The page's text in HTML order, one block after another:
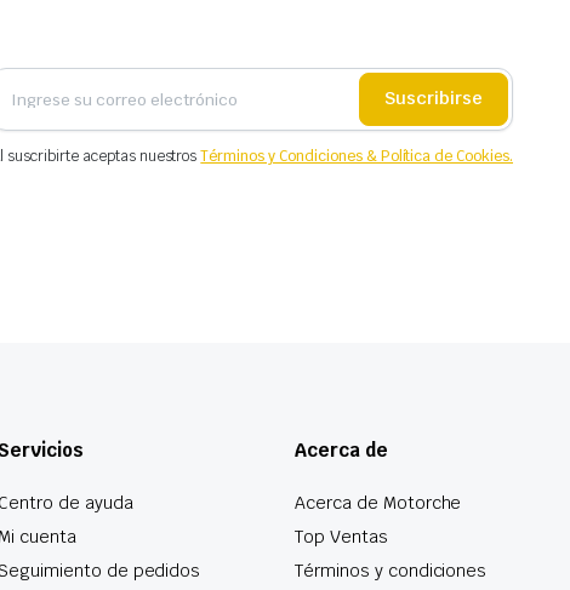
Suscribirse
suscribirte aceptas nuestrosTérminos y Condiciones & Política de Cookies.
Servicios
Centro de ayuda
Mi cuenta
de pedidos
Acerca de
Acerca de Motorche
Top Ventas
Términos y condiciones